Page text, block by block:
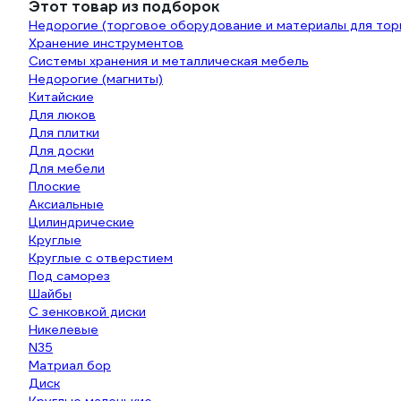
Этот товар из подборок
Недорогие (торговое оборудование и материалы для
Хранение инструментов
Системы хранения и металлическая мебель
Недорогие (магниты)
Китайские
Для люков
Для плитки
Для доски
Для мебели
Плоские
Аксиальные
Цилиндрические
Круглые
Круглые с отверстием
Под саморез
Шайбы
С зенковкой диски
Никелевые
N35
Матриал бор
Диск